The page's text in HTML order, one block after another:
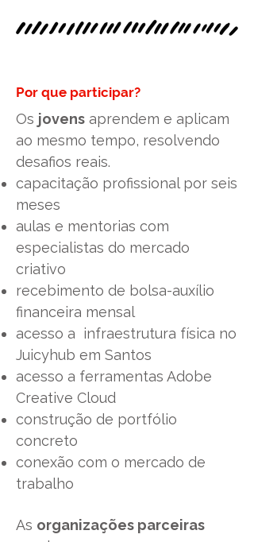
Por que participar?
Os jovens aprendem e aplicam
ao mesmo tempo, resolvendo
desafios reais.
capacitação profissional por seis
meses
aulas e mentorias com
especialistas do mercado
criativo
recebimento de bolsa-auxílio
financeira mensal
acesso a infraestrutura física no
Juicyhub em Santos
acesso a ferramentas Adobe
Creative Cloud
construção de portfólio
concreto
conexão com o mercado de
trabalho
As organizações parceiras